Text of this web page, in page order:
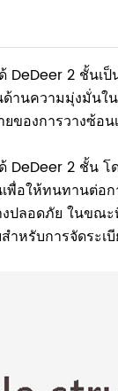
DeDeer 2 ชั้น
ด้านความมุ่งมั่น
ของการวางซ้อ
DeDeer 2 ชั้น
พื่อให้ทนทานต่อ
ปลอดภัย ในขณ
หรับการจัดระเบี